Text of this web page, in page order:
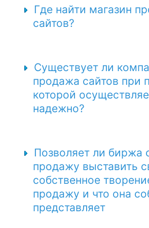
Где найти магазин
сайтов?
Существует ли
продажа сайтов при
которой
надежно?
Позволяет ли биржа
продажу выставить
собственное
продажу и что она
представляет